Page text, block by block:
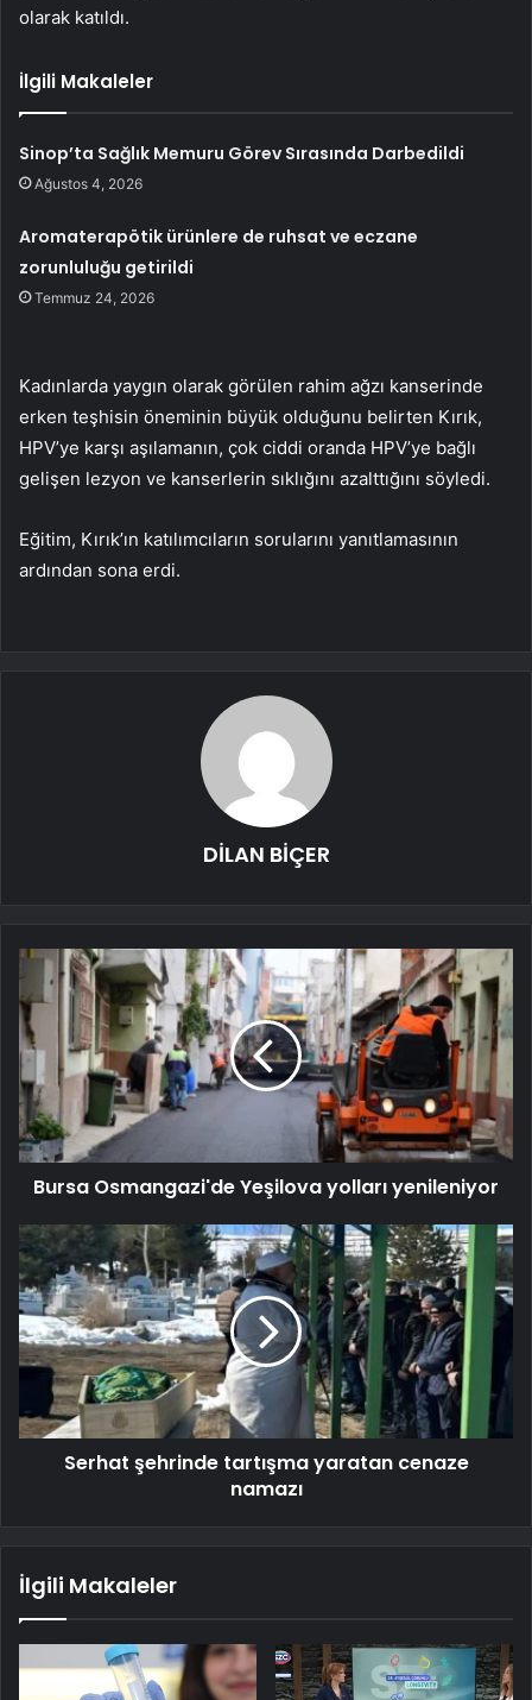
olarak katıldı.
İlgili Makaleler
Sinop’ta Sağlık Memuru Görev Sırasında Darbedildi
Ağustos 4, 2026
Aromaterapötik ürünlere de ruhsat ve eczane
zorunluluğu getirildi
Temmuz 24, 2026
Kadınlarda yaygın olarak görülen rahim ağzı kanserinde
erken teşhisin öneminin büyük olduğunu belirten Kırık,
HPV’ye karşı aşılamanın, çok ciddi oranda HPV’ye bağlı
gelişen lezyon ve kanserlerin sıklığını azalttığını söyledi.
Eğitim, Kırık’ın katılımcıların sorularını yanıtlamasının
ardından sona erdi.
DİLAN BİÇER
Bursa Osmangazi'de Yeşilova yolları yenileniyor
Serhat şehrinde tartışma yaratan cenaze
namazı
İlgili Makaleler